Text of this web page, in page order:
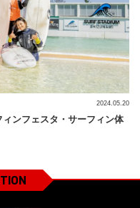
ィンフェスタ・サーフィン体
2024.05.20